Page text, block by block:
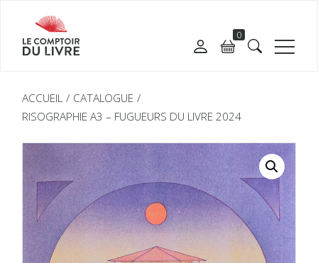
0
ACCUEIL
CATALOGUE
RISOGRAPHIE A3 – FUGUEURS DU LIVRE 2024